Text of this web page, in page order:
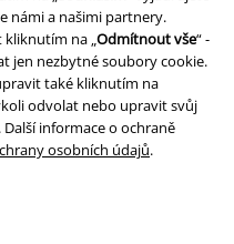
námi a našimi partnery.
na „Odmítnout vše“ -
jen nezbytné soubory cookie.
také kliknutím na
odvolat nebo upravit svůj
. Další informace o ochraně
osobních údajů.
prostředí